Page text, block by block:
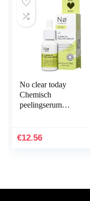
No clear today
Chemisch
peelingserum
vermindert roodheid en
€12.56